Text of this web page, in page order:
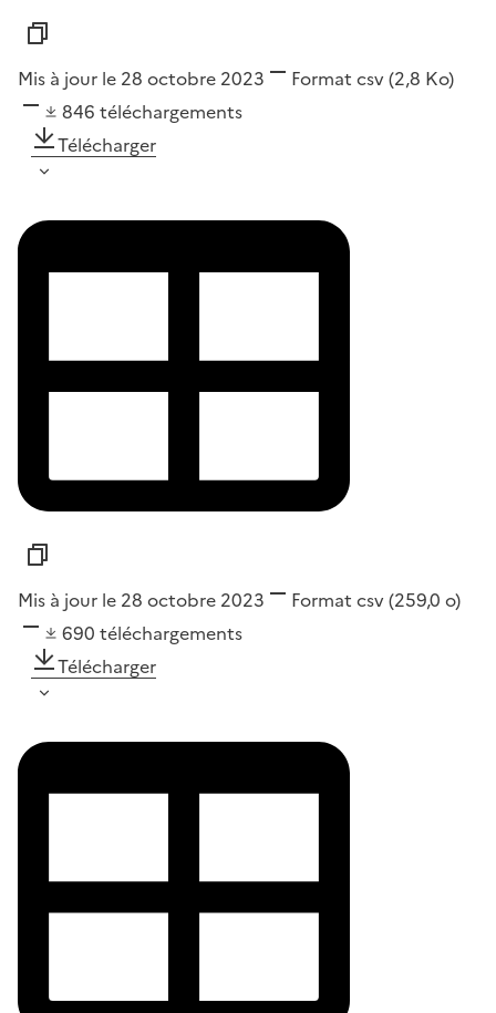
Mis à jour le 28 octobre 2023 Format csv(2,8 Ko)
846 téléchargements
Télécharger
Mis à jour le 28 octobre 2023 Format csv(259,0 o)
690 téléchargements
Télécharger